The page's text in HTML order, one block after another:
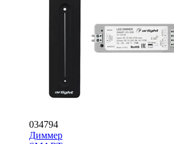
034794
Диммер